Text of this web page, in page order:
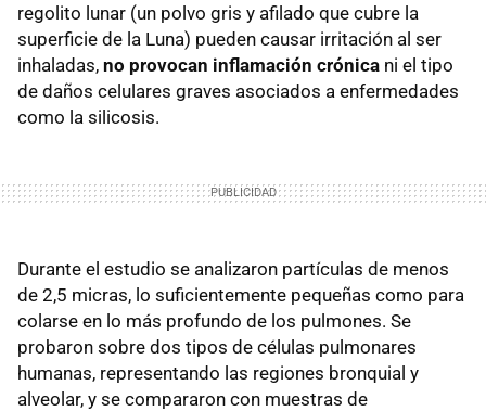
regolito lunar (un polvo gris y afilado que cubre la
superficie de la Luna) pueden causar irritación al ser
inhaladas, no provocan inflamación crónica ni el tipo
de daños celulares graves asociados a enfermedades
como la silicosis.
Durante el estudio se analizaron partículas de menos
de 2,5 micras, lo suficientemente pequeñas como para
colarse en lo más profundo de los pulmones. Se
probaron sobre dos tipos de células pulmonares
humanas, representando las regiones bronquial y
alveolar, y se compararon con muestras de